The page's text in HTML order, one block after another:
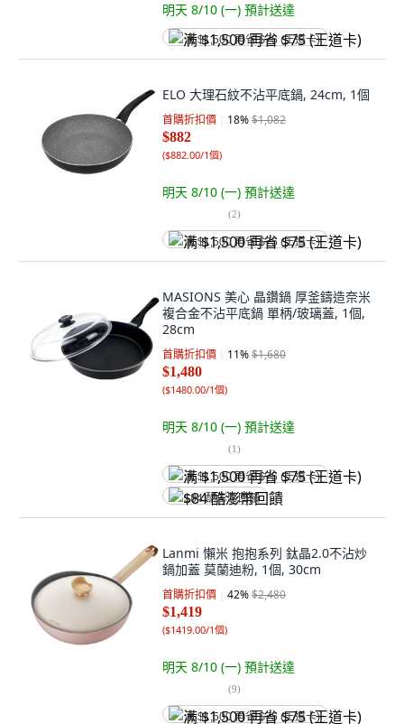
明天 8/10 (一) 預計送達
满 $1,500 再省 $75 (王道卡)
ELO 大理石紋不沾平底鍋, 24cm, 1個
首購折扣價 18%$1,082
$882
($882.00/1個)
明天 8/10 (一) 預計送達
(2)
满 $1,500 再省 $75 (王道卡)
MASIONS 美心 晶鑽鍋 厚釜鑄造奈米
複合金不沾平底鍋 單柄/玻璃蓋, 1個,
28cm
首購折扣價 11%$1,680
$1,480
($1480.00/1個)
明天 8/10 (一) 預計送達
(1)
满 $1,500 再省 $75 (王道卡)
$84 酷澎幣回饋
Lanmi 懶米 抱抱系列 鈦晶2.0不沾炒
鍋加蓋 莫蘭迪粉, 1個, 30cm
首購折扣價 42%$2,480
$1,419
($1419.00/1個)
明天 8/10 (一) 預計送達
(9)
满 $1,500 再省 $75 (王道卡)